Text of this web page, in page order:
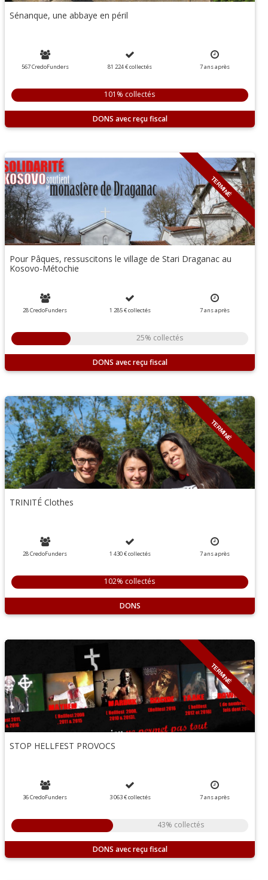
Sénanque, une abbaye en péril
567 CredoFunders 81 224 €collectés 7ansaprès
101% collectés
DONS
TERMINÉ
Pour Pâques, ressuscitons le village de Stari Draganac au
Kosovo-Métochie
28 CredoFunders 1 285 €collectés 7ansaprès
25% collectés
DONS
TERMINÉ
TRINITÉ Clothes
28 CredoFunders 1 430 €collectés 7ansaprès
102% collectés
DONS
TERMINÉ
STOP HELLFEST PROVOCS
36 CredoFunders 3 063 €collectés 7ansaprès
43% collectés
DONS